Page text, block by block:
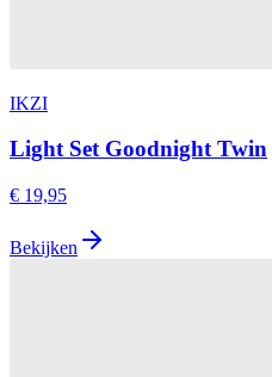
IKZI
Light Set Goodnight Twin
€ 19,95
Bekijken